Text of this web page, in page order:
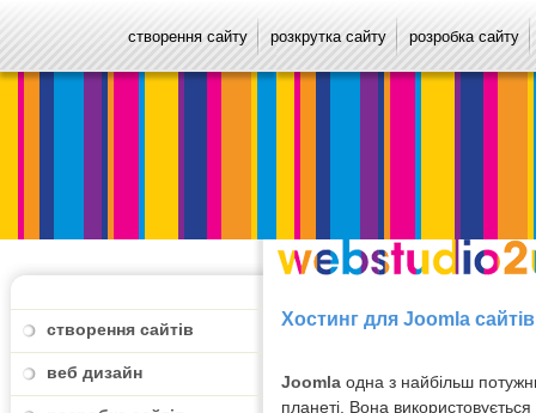
створення сайту розкрутка сайту розробка сайту
створення сайтів
веб дизайн
Хостинг для Joomla сайтів
Joomla одна з найбільш
планеті. Вона